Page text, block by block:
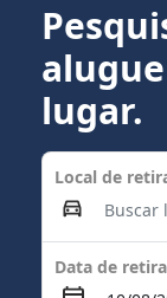
lugar.
Local de
Data de